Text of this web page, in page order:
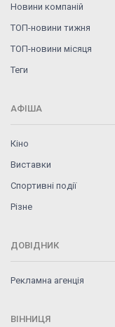
Новини компаній
ТОП-новини тижня
ТОП-новини місяця
Теги
АФІША
Кіно
Виставки
Спортивні події
Різне
ДОВІДНИК
Рекламна агенція
ВІННИЦЯ